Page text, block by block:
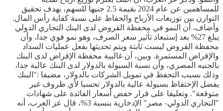
للمساهمين عن عام 2024 بقيمة 2.5 جنيها للسهم، بهدف تحقيق
التوازن بين توزيعات الأرباح والحفاظ على نسبة كفاية رأس المال.
وأضاف، أن النمو في محفظة القروض لدى البنك التجاري الدولي
يبلغ 27% بعد إستبعاد تأثير سعر الصرف، وهو نمو قوي جدا، وأن
محفظة القروض ليست ثابتة ويتم تحديثها بفعل عمليات السداد
والإقراض المستمرة. وبين، أن غالبية محفظة الإقراض لدى البنك
بالجنيه المصري، وأن نسبة السيولة بالدولار لدى البنك عالية جدا،
وذلك بسبب التحفظ في تمويل الشركات بالدولار، مضيفا :"البنك
يفضل الإحتفاظ بسيولة عالية بالدولار تحسبا لأي ظروف غير
متوقعة". وتعليقا على قرار خفض أسعار الفائدة على شهادات
"التجاري الدولي- مصر" الإدخارية بنسبة 3%، قال عز العرب، أنه